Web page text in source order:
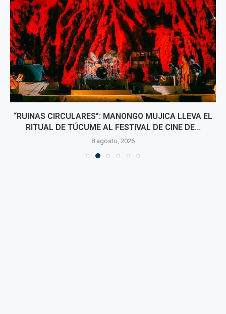
“RUINAS CIRCULARES”: MANONGO MUJICA LLEVA EL
RITUAL DE TÚCUME AL FESTIVAL DE CINE DE...
8 agosto, 2026